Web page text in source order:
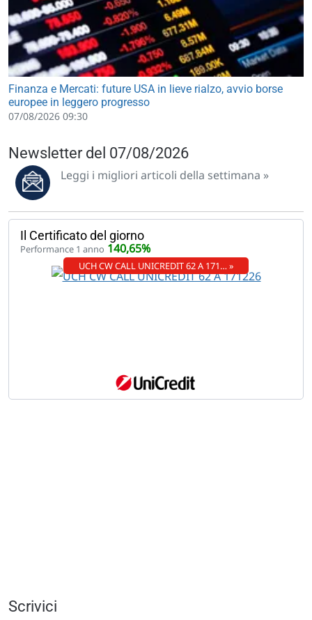
Finanza e Mercati: future USA in lieve rialzo, avvio borse
europee in leggero progresso
07/08/2026 09:30
Newsletter del 07/08/2026
Leggi i migliori articoli della settimana »
Il Certificato del giorno
Performance 1 anno 140,65%
UCH CW CALL UNICREDIT 62 A 171… »
Scrivici